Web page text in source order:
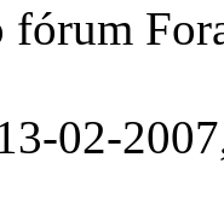
fórum
02-